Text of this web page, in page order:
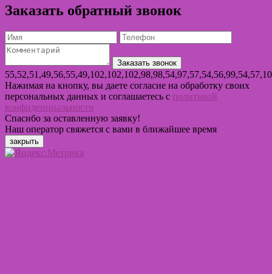
Заказать обратный звонок
Нажимая на кнопку, вы даете согласие на обработку своих
персональных данных и соглашаетесь с политикой
конфиденциальности
Спасибо за оставленную заявку!
Наш оператор свяжется с вами в ближайшее время
закрыть